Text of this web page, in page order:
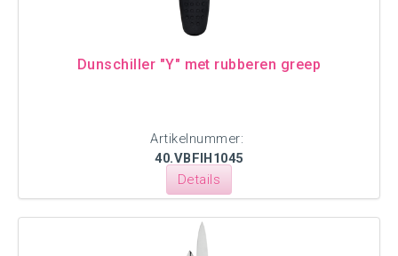
Dunschiller "Y" met rubberen greep
Artikelnummer:
40.VBFIH1045
Details